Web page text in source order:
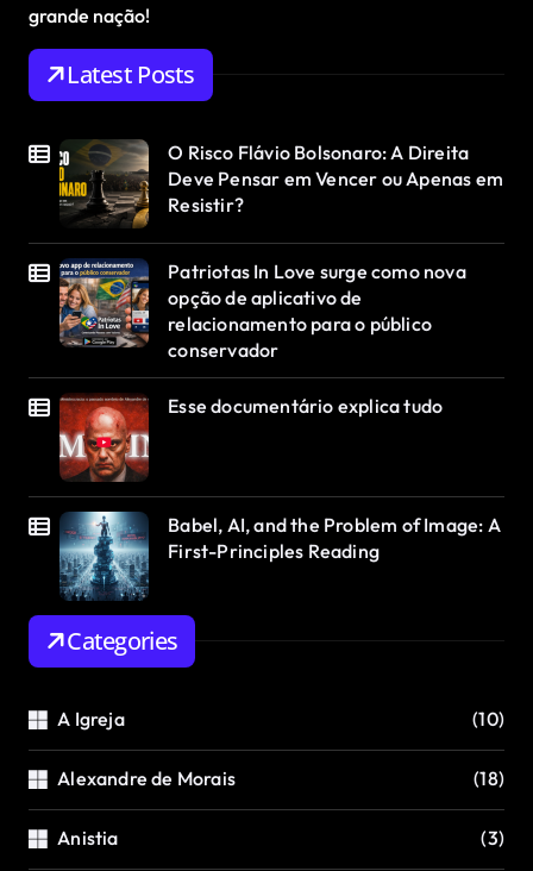
grande nação!
Latest Posts
O Risco Flávio Bolsonaro: A Direita
Deve Pensar em Vencer ou Apenas em
Resistir?
Patriotas In Love surge como nova
opção de aplicativo de
relacionamento para o público
conservador
Esse documentário explica tudo
Babel, AI, and the Problem of Image: A
First-Principles Reading
Categories
A Igreja (10)
Alexandre de Morais (18)
Anistia (3)